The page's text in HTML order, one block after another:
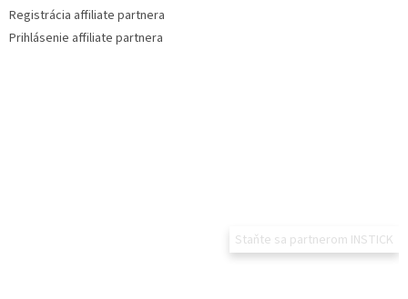
Registrácia affiliate partnera
Prihlásenie affiliate partnera
Staňte sa partnerom INSTICK